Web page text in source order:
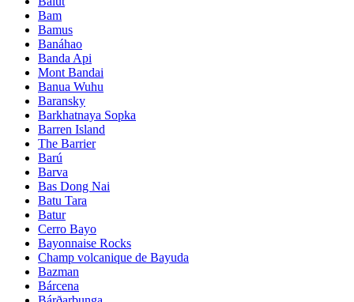
Bam
Bamus
Banáhao
Banda Api
Mont Bandai
Banua Wuhu
Baransky
Barkhatnaya Sopka
Barren Island
The Barrier
Barú
Barva
Bas Dong Nai
Batu Tara
Batur
Cerro Bayo
Bayonnaise Rocks
Champ volcanique de Bayuda
Bazman
Bárcena